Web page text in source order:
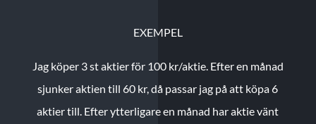
EXEMPEL
Jag köper 3 st aktier för 100 kr/aktie. Efter en månad
sjunker aktien till 60 kr, då passar jag på att köpa 6
aktier till. Efter ytterligare en månad har aktie vänt